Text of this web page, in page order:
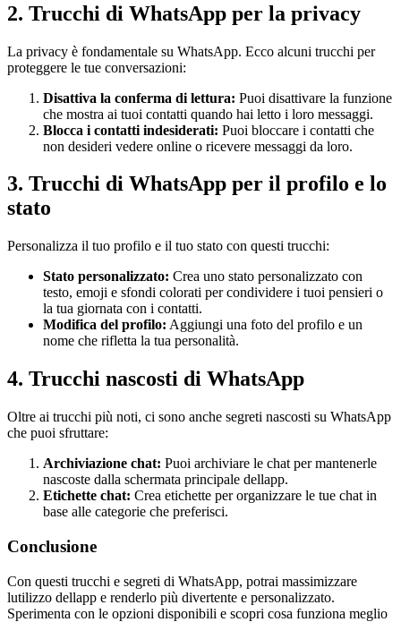
2. Trucchi di WhatsApp per la privacy
La privacy è fondamentale su WhatsApp. Ecco alcuni trucchi per
proteggere le tue conversazioni:
Disattiva la conferma di lettura: Puoi disattivare la funzione
che mostra ai tuoi contatti quando hai letto i loro messaggi.
Blocca i contatti indesiderati: Puoi bloccare i contatti che
non desideri vedere online o ricevere messaggi da loro.
3. Trucchi di WhatsApp per il profilo e lo
stato
Personalizza il tuo profilo e il tuo stato con questi trucchi:
Stato personalizzato: Crea uno stato personalizzato con
testo, emoji e sfondi colorati per condividere i tuoi pensieri o
la tua giornata con i contatti.
Modifica del profilo: Aggiungi una foto del profilo e un
nome che rifletta la tua personalità.
4. Trucchi nascosti di WhatsApp
Oltre ai trucchi più noti, ci sono anche segreti nascosti su WhatsApp
che puoi sfruttare:
Archiviazione chat: Puoi archiviare le chat per mantenerle
nascoste dalla schermata principale dellapp.
Etichette chat: Crea etichette per organizzare le tue chat in
base alle categorie che preferisci.
Conclusione
Con questi trucchi e segreti di WhatsApp, potrai massimizzare
lutilizzo dellapp e renderlo più divertente e personalizzato.
Sperimenta con le opzioni disponibili e scopri cosa funziona meglio